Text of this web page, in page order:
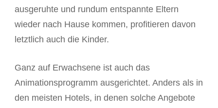
ausgeruhte und rundum entspannte Eltern
wieder nach Hause kommen, profitieren davon
letztlich auch die Kinder.
Ganz auf Erwachsene ist auch das
Animationsprogramm ausgerichtet. Anders als in
den meisten Hotels, in denen solche Angebote